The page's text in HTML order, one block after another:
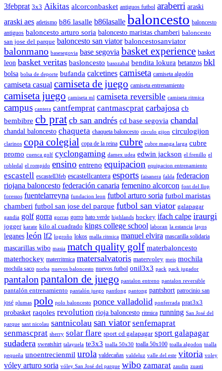
3febprat 3x3 Aikitas alcorconbasket antiguos futbol araberri araski
araski aes atletismo b86 lasalle b86lasalle baloncesto baloncesto
antiguos baloncesto arturo soria baloncesto maristas chamberi baloncesto
san jose del parque baloncesto san viator baloncestosanviator
balonmano basesegovia base segovia basket experience basket
leon basket veritas basloncesto basozabal bendita lokura betanzos bkl
bolsa bolsa de deporte bufanda calcetines camiseta camiseta algodón
camiseta casual camiseta de juego camiseta entrenamiento
camiseta juego camiseta ml camiseta reversible camiseta ritmica
campus cantera cantfemprat cantmascprat carbajosa cb
bembibre cb prat cb san andrés cd base segovia chandal
chandal baloncesto chaqueta chaqueta baloncesto circulo gijon circulogijon
clarinos copa colegial copa de la reina cubre cubre manga larga cubre
promo cuenca golf cyclongaming damex udea edwin jackson el frenillo el
robledal el rompido ensino entreno equipacion equipacion entrenamiento
escastell escastell3feb escastellcantera esports faisanera falda federacion
riojana baloncesto federación canaria femenino alcorcon font del llop
foressos fuentelarreyna fundacion leon futbol arturo soria futbol maristas
chamberi futbol san jose del parque futbol san viator galapagar
gandia golf gorra gorras gorro hato verde highlands hockey ifach calpe iraurgi
jogger karate kilo al cuadrado kings college school laboran la estancia layos
leganes león lf2 logroño lokos malla ritmica manuel elvira mascarilla solidaria
mascarillas wibo masia match quality golf materbaloncesto
materhockey materritmica matersalvatoris matervoley meis mochila
mochila saco norba nuevos baloncesto nuevos futbol onil3x3 pack pack jugador
pantalon pantalon de juego pantalon entreno pantalon reversible
pantalón entrenamiento pantalón juego pantlong pantong pantshort patrocinio san
josé plumas polo polo baloncesto ponce valladolid ponferrada prat3x3
probasket raqoles revolution rioja baloncesto ritmica running San José del
parque sant nicolau santnicolau san viator senfemaprat
senmascprat sherry solar flare sport cd galapagar sport galapagar
sudadera sweatshirt talayuela te3x3 toalla 50x30 toalla 50x100 toalla algodon toalla
pequeña unoentrecienmil urola valdecañas valdeluz valle del este vitoria voley
vóley arturo soria vóley San José del parque wibo zamarat zaudin zuasti